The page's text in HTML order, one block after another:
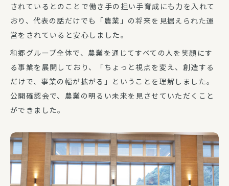
されているとのことで働き手の担い手育成にも力を入れて
おり、代表の話だけでも「農業」の将来を見据えられた運
営をされていると安心しました。
和郷グループ全体で、農業を通じてすべての人を笑顔にす
る事業を展開しており、「ちょっと視点を変え、創造する
だけで、事業の幅が拡がる」ということを理解しました。
公開確認会で、農業の明るい未来を見させていただくこと
ができました。